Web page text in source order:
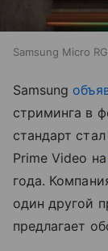
Samsung Micro
Samsung
стриминга в
стандарт
Prime Video на
года.
один другой
предлагает